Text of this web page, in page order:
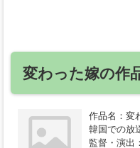
変わった嫁の作
作品名 ：変
韓国での放
監督・演出